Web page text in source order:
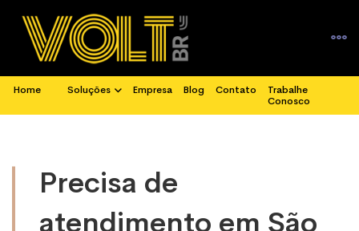
Home Soluções Empresa Blog Contato
Trabalhe
Conosco
Precisa de
atendimento em São